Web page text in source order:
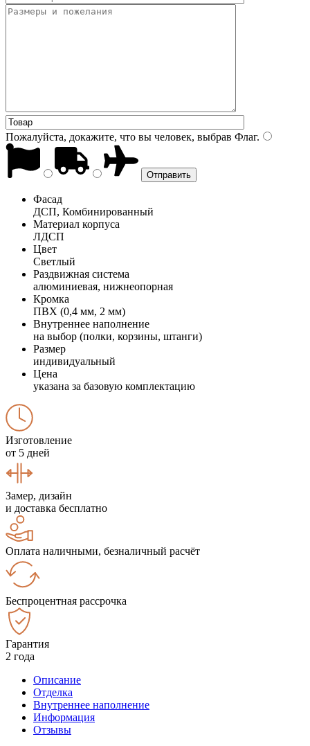
Пожалуйста, докажите, что вы человек, выбрав Флаг.
Фасад
ДСП, Комбинированный
Материал корпуса
ЛДСП
Цвет
Светлый
Раздвижная система
алюминиевая, нижнеопорная
Кромка
ПВХ (0,4 мм, 2 мм)
Внутреннее наполнение
на выбор (полки, корзины, штанги)
Размер
индивидуальный
Цена
указана за базовую комплектацию
Изготовление
от 5 дней
Замер, дизайн
и доставка бесплатно
Оплата наличными, безналичный расчёт
Беспроцентная рассрочка
Гарантия
2 года
Описание
Отделка
Внутреннее наполнение
Информация
Отзывы